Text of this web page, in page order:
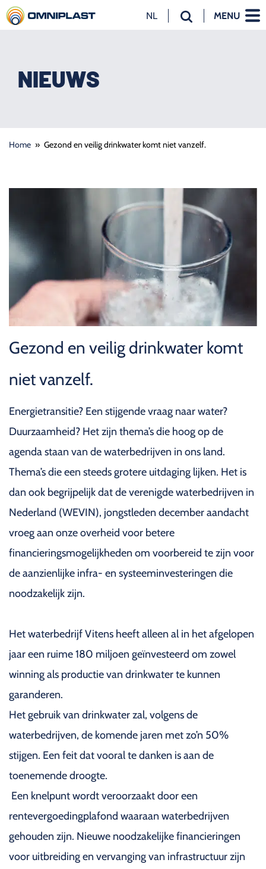
NL
MENU
NIEUWS
Home » Gezond en veilig drinkwater komt niet vanzelf.
Gezond en veilig drinkwater komt
niet vanzelf.
Energietransitie? Een stijgende vraag naar water?
Duurzaamheid? Het zijn thema’s die hoog op de
agenda staan van de waterbedrijven in ons land.
Thema’s die een steeds grotere uitdaging lijken. Het is
dan ook begrijpelijk dat de verenigde waterbedrijven in
Nederland (WEVIN), jongstleden december aandacht
vroeg aan onze overheid voor betere
financieringsmogelijkheden om voorbereid te zijn voor
de aanzienlijke infra- en systeeminvesteringen die
noodzakelijk zijn.
Het waterbedrijf Vitens heeft alleen al in het afgelopen
jaar een ruime 180 miljoen geïnvesteerd om zowel
winning als productie van drinkwater te kunnen
garanderen.
Het gebruik van drinkwater zal, volgens de
waterbedrijven, de komende jaren met zo’n 50%
stijgen. Een feit dat vooral te danken is aan de
toenemende droogte.
Een knelpunt wordt veroorzaakt door een
rentevergoedingplafond waaraan waterbedrijven
gehouden zijn. Nieuwe noodzakelijke financieringen
voor uitbreiding en vervanging van infrastructuur zijn